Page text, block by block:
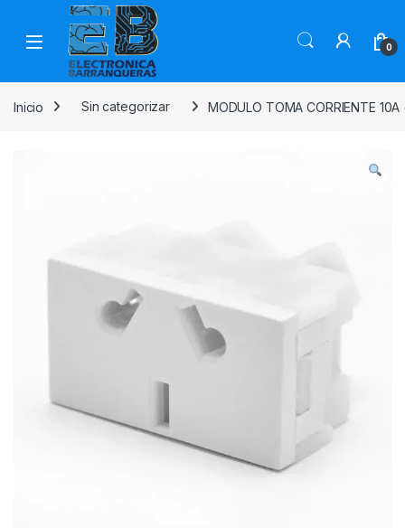
0
Inicio Sin categorizar MODULO TOMA CORRIENTE 10A